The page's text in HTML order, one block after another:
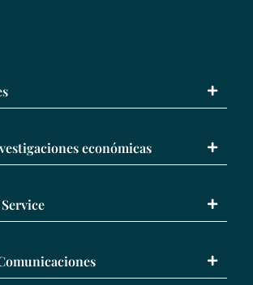
económicas